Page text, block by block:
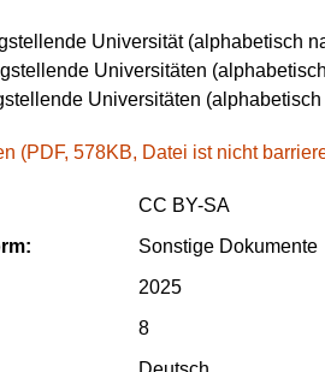
Universität (alphabetisch
Universitäten
Universitäten (alphabetisch
(PDF, 578KB, Datei ist nicht
CC BY-SA
Sonstige Dokumente
2025
8